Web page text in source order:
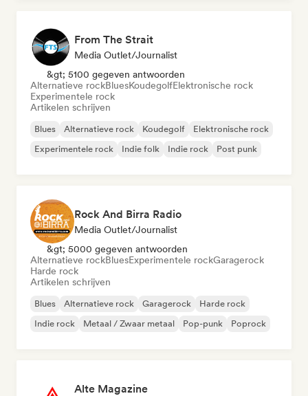
From The Strait
Media Outlet/Journalist
&gt; 5100 gegeven antwoorden
Alternatieve rockBluesKoudegolfElektronische rock
Experimentele rock
Artikelen schrijven
Blues Alternatieve rock Koudegolf
Elektronische rock
Experimentele rock
Indie folk Indie rock Post punk
Rock And Birra Radio
Media Outlet/Journalist
&gt; 5000 gegeven antwoorden
Alternatieve rockBluesExperimentele rockGaragerock
Harde rock
Artikelen schrijven
Blues Alternatieve rock Garagerock
Harde rock
Indie rock
Metaal / Zwaar metaal Pop-punk Poprock
Alte Magazine